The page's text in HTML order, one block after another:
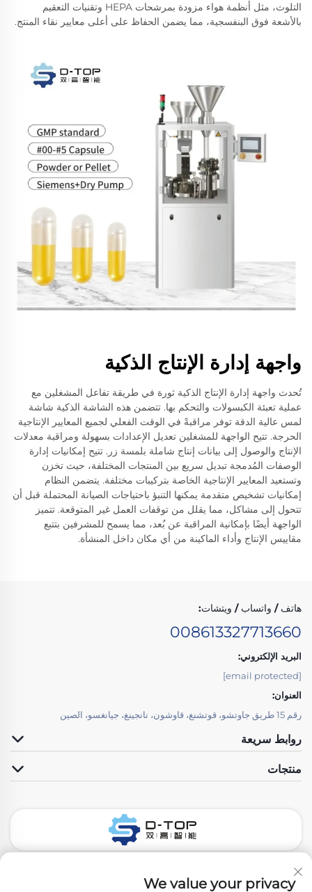
التلوث، مثل أنظمة هواء مزودة بمرشحات HEPA وتقنيات التعقيم
بالأشعة فوق البنفسجية، مما يضمن الحفاظ على أعلى معايير نقاء المنتج.
واجهة إدارة الإنتاج الذكية
تُحدث واجهة إدارة الإنتاج الذكية ثورة في طريقة تفاعل المشغلين مع
عملية تعبئة الكبسولات والتحكم بها. تتضمن هذه الشاشة الذكية شاشة
لمس عالية الدقة توفر مراقبةً في الوقت الفعلي لجميع المعايير الإنتاجية
الحرجة. تتيح الواجهة للمشغلين تعديل الإعدادات بسهولة ومراقبة معدلات
الإنتاج والوصول إلى بيانات إنتاج شاملة بلمسة زر. تتيح إمكانيات إدارة
الوصفات المُدمجة تبديل سريع بين المنتجات المختلفة، حيث تخزن
وتستعيد المعايير الإنتاجية الخاصة بتركيبات مختلفة. يتضمن النظام
إمكانيات تشخيص متقدمة يمكنها التنبؤ باحتياجات الصيانة المحتملة قبل أن
تتحول إلى مشاكل، مما يقلل من توقفات العمل غير المتوقعة. تتميز
الواجهة أيضًا بإمكانية المراقبة عن بُعد، مما يسمح للمشرفين بتتبع
مقاييس الإنتاج وأداء الماكينة من أي مكان داخل المنشأة.
هاتف / واتساب / ويتشات:
008613327713660
البريد الإلكتروني:
[email protected]
العنوان:
رقم 15 طريق جاوتشو، قوتشنغ، قاوشون، نانجينغ، جيانغسو، الصين
روابط سريعة
منتجات
We value your privacy